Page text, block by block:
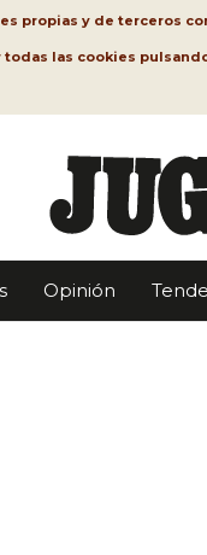
propias y de terceros
las cookies
Opinión